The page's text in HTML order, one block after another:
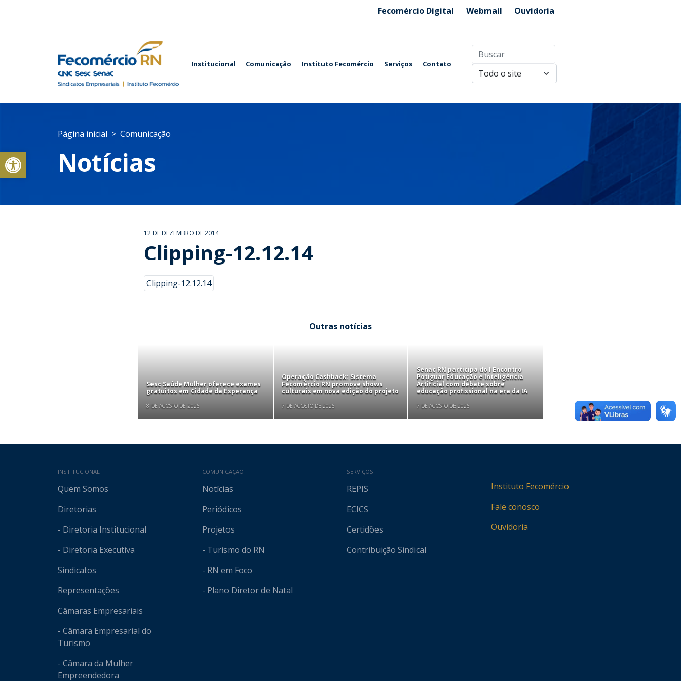
Abrir a barra de ferramentas
Fecomércio Digital Webmail Ouvidoria
Institucional Comunicação Instituto Fecomércio Serviços Contato
Página inicial Comunicação
Notícias
12 DE DEZEMBRO DE 2014
Clipping-12.12.14
Clipping-12.12.14
Outras notícias
Sesc Saúde Mulher oferece exames
gratuitos em Cidade da Esperança
8 DE AGOSTO DE 2026
Operação Cashback: Sistema
Fecomércio RN promove shows
culturais em nova edição do projeto
7 DE AGOSTO DE 2026
Senac RN participa do I Encontro
Potiguar Educação e Inteligência
Artificial com debate sobre
educação profissional na era da IA
7 DE AGOSTO DE 2026
Mapa do site
INSTITUCIONAL
Quem Somos
Diretorias
- Diretoria Institucional
- Diretoria Executiva
Sindicatos
Representações
Câmaras Empresariais
- Câmara Empresarial do
Turismo
- Câmara da Mulher
Empreendedora
COMUNICAÇÃO
Notícias
Periódicos
Projetos
- Turismo do RN
- RN em Foco
- Plano Diretor de Natal
SERVIÇOS
REPIS
ECICS
Certidões
Contribuição Sindical
Instituto Fecomércio
Fale conosco
Ouvidoria